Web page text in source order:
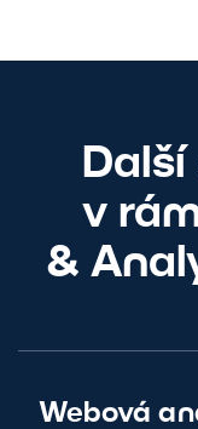
v
&
Webová